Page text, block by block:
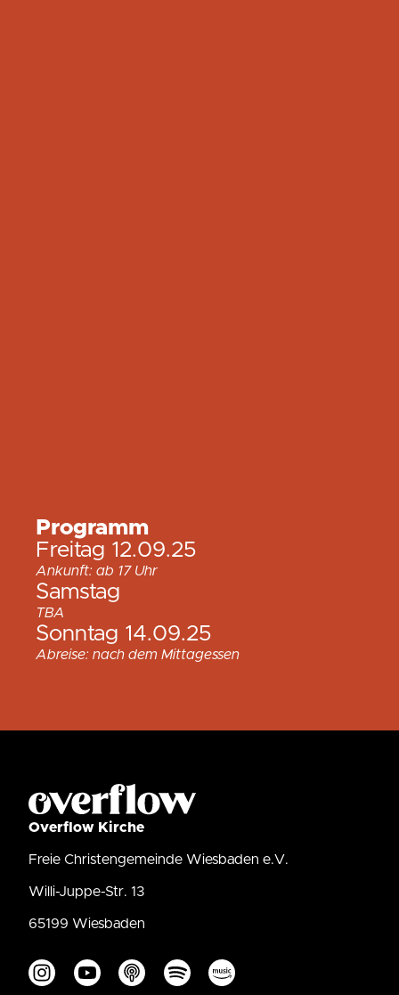
Programm
Freitag 12.09.25
Ankunft: ab 17 Uhr
Samstag
TBA
Sonntag 14.09.25
Abreise: nach dem Mittagessen
Overflow Kirche
Freie Christengemeinde Wiesbaden e.V.
Willi-Juppe-Str. 13
65199 Wiesbaden